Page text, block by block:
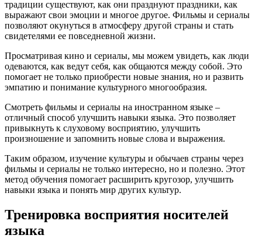
традиции существуют, как они празднуют праздники, как
выражают свои эмоции и многое другое. Фильмы и сериалы
позволяют окунуться в атмосферу другой страны и стать
свидетелями ее повседневной жизни.
Просматривая кино и сериалы, мы можем увидеть, как люди
одеваются, как ведут себя, как общаются между собой. Это
помогает не только приобрести новые знания, но и развить
эмпатию и понимание культурного многообразия.
Смотреть фильмы и сериалы на иностранном языке –
отличный способ улучшить навыки языка. Это позволяет
привыкнуть к слуховому восприятию, улучшить
произношение и запомнить новые слова и выражения.
Таким образом, изучение культуры и обычаев страны через
фильмы и сериалы не только интересно, но и полезно. Этот
метод обучения помогает расширить кругозор, улучшить
навыки языка и понять мир других культур.
Тренировка восприятия носителей
языка